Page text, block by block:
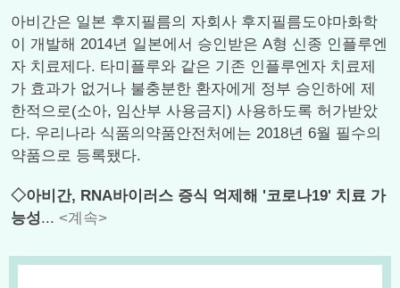
아비간은 일본 후지필름의 자회사 후지필름도야마화학
이 개발해 2014년 일본에서 승인받은 A형 신종 인플루엔
자 치료제다. 타미플루와 같은 기존 인플루엔자 치료제
가 효과가 없거나 불충분한 환자에게 정부 승인하에 제
한적으로(소아, 임산부 사용금지) 사용하도록 허가받았
다. 우리나라 식품의약품안전처에는 2018년 6월 필수의
약품으로 등록됐다.
◇아비간, RNA바이러스 증식 억제해 '코로나19' 치료 가
능성... <계속>